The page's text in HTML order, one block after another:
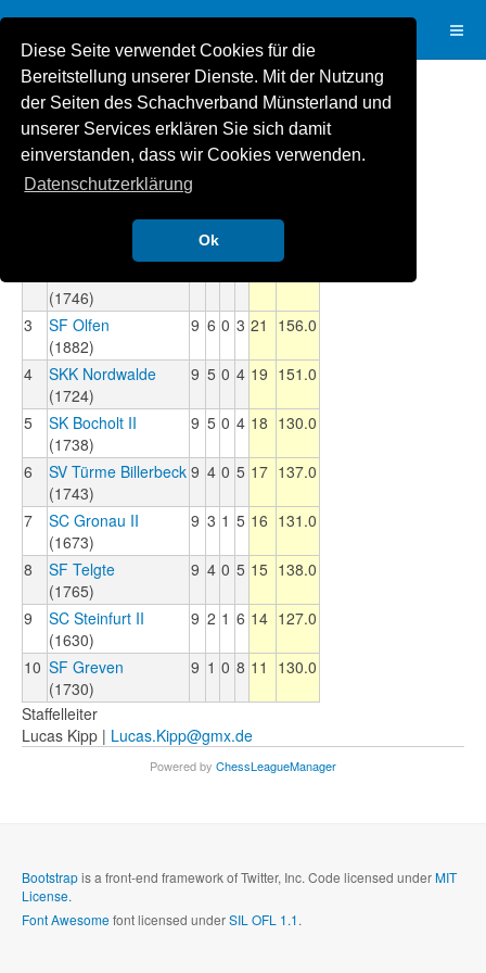
Diese Seite verwendet Cookies für die
Bereitstellung unserer Dienste. Mit der Nutzung
der Seiten des Schachverband Münsterland und
unserer Services erklären Sie sich damit
einverstanden, dass wir Cookies verwenden.
Datenschutzerklärung
Ok
Tabelle Verbandsklasse
Rg Mannschaft G
Schloß Nordkirchen 9 8 0 1 25 173.0
(1746)
3
SF Olfen
(1882)
9 6 0 3 21 156.0
4
SKK Nordwalde
(1724)
9 5 0 4 19 151.0
5
SK Bocholt II
(1738)
9 5 0 4 18 130.0
6
SV Türme Billerbeck
(1743)
9 4 0 5 17 137.0
7
SC Gronau II
(1673)
9 3 1 5 16 131.0
8
SF Telgte
(1765)
9 4 0 5 15 138.0
9
SC Steinfurt II
(1630)
9 2 1 6 14 127.0
10 SF Greven
(1730)
9 1 0 8 11 130.0
Staffelleiter
Lucas Kipp | Lucas.Kipp@gmx.de
Powered by ChessLeagueManager
Bootstrapis a front-end framework of Twitter, Inc. Code licensed underMIT
License.
Font Awesomefont licensed underSIL OFL 1.1.